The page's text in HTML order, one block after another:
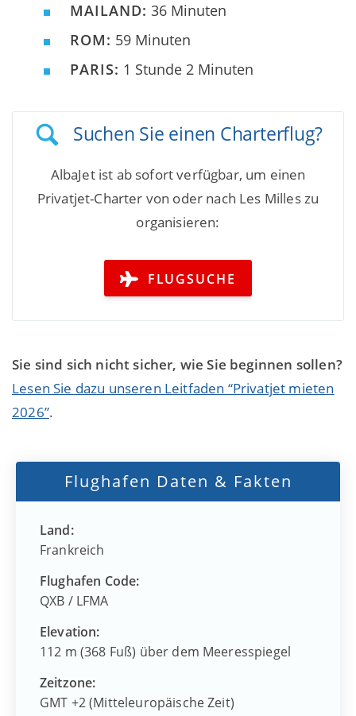
MAILAND: 36 Minuten
ROM: 59 Minuten
PARIS: 1 Stunde 2 Minuten
Suchen Sie einen Charterflug?
AlbaJet ist ab sofort verfügbar, um einen
Privatjet-Charter von oder nach Les Milles zu
organisieren:
FLUGSUCHE
Sie sind sich nicht sicher, wie Sie beginnen sollen?
Lesen Sie dazu unseren Leitfaden “Privatjet mieten
2026”.
Flughafen Daten & Fakten
Land:
Frankreich
Flughafen Code:
QXB / LFMA
Elevation:
112 m (368 Fuß) über dem Meeresspiegel
Zeitzone:
GMT +2 (Mitteleuropäische Zeit)